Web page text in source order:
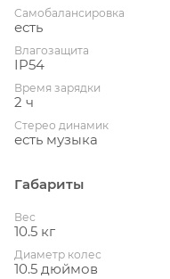
Cамобалансировка
есть
Влагозащита
IP54
Время зарядки
2 ч
Стерео динамик
есть музыка
Габариты
Вес
10.5 кг
Диаметр колес
10.5 дюймов